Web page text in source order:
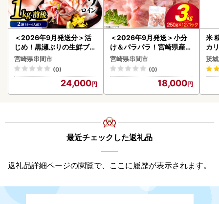
＜2026年9月発送分＞活
じめ！黒瀬ぶりの生鮮ブリ
ロイン2節（1.0kg前後）_
K001-012-2609
宮崎県串間市
(0)
24,000
＜2026年9月発送＞小分
け＆パラパラ！宮崎県産鶏
ももカット合計3kg_K043
-009-2609
宮崎県串間市
(0)
18,000
米
カ
茨
最近チェックした返礼品
返礼品詳細ページの閲覧で、ここに履歴が表示されます。